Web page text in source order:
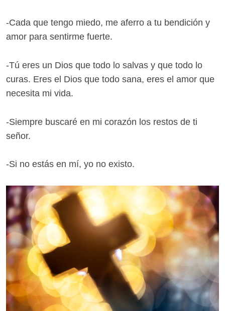
-Cada que tengo miedo, me aferro a tu bendición y
amor para sentirme fuerte.
-Tú eres un Dios que todo lo salvas y que todo lo
curas. Eres el Dios que todo sana, eres el amor que
necesita mi vida.
-Siempre buscaré en mi corazón los restos de ti
señor.
-Si no estás en mí, yo no existo.